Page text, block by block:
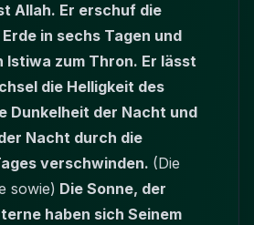
Allah. Er erschuf die
in sechs Tagen und
Istiwa zum Thron. Er lässt
die Helligkeit des
Dunkelheit der Nacht und
Nacht durch die
verschwinden. (Die
sowie) Die Sonne, der
haben sich Seinem